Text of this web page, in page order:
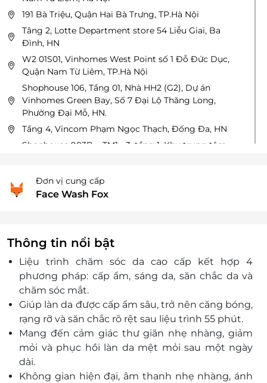
191 Bà Triệu, Quận Hai Bà Trưng, TP.Hà Nội
Tâng 2, Lotte Department store 54 Liễu Giai, Ba
Đình, HN
W2 01S01, Vinhomes West Point số 1 Đỗ Đức Dục,
Quận Nam Từ Liêm, TP.Hà Nội
Shophouse 106, Tầng 01, Nhà HH2 (G2), Dự án
Vinhomes Green Bay, Số 7 Đại Lộ Thăng Long,
Phường Đại Mỗ, HN.
Tầng 4, Vincom Phạm Ngọc Thạch, Đống Đa, HN
Shophouse 903B, - TM1 - 3, tầng 1, Khu trung tâm
Trúc Bạch, Quận Ba Đình, Hà Nộ
B1-08, Tầng B1, TTTM Vincom Plaza Bắc Từ Liêm, số
234 Phạm Văn Đồng
Imperia Sky Garden - Tháp C Shophouse CO7 - 423
Minh Khai, Phương Vĩnh Tuy, Quận Hai Bà Trưng, Hà
Nội
46 Yên Hoa, phường Yên Phụ, quận Tây Hồ
The Newtatco, 161, Xuân La, P.Xuân Đỉnh, Q.Bắc Từ
Liêm
Shophouse P7SH11 - Toà P7, Vinhomes Park Hill
Times City, số 458 Minh Khai, Phường Vĩnh Tuy, HN.
Đơn vị cung cấp
Face Wash Fox
Thông tin nổi bật
Liệu trình chăm sóc da cao cấp kết hợp 4
phương pháp: cấp ẩm, sáng da, săn chắc da và
chăm sóc mắt.
Giúp làn da được cấp ẩm sâu, trở nên căng bóng,
rạng rỡ và săn chắc rõ rệt sau liệu trình 55 phút.
Mang đến cảm giác thư giãn nhẹ nhàng, giảm
mỏi và phục hồi làn da mệt mỏi sau một ngày
dài.
Không gian hiện đại, âm thanh nhẹ nhàng, ánh